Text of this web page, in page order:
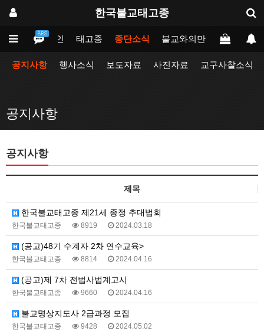
한국불교태고종
BBS
메인 태고종 종단소식 불교와의만남 업무포털
공지사항 행사소식 보도자료 사진자료 교구사찰소식
공지사항
공지사항
제목
한국불교태고종 제21세 종정 추대법회
한국불교태고종 8919 2024.03.18
(공고)48기 수계자 2차 연수교육>
한국불교태고종 8814 2024.04.16
(공고)제 7차 전법사법계고시
한국불교태고종 9660 2024.04.16
불교명상지도사 2급과정 모집
한국불교태고종 9428 2024.05.02